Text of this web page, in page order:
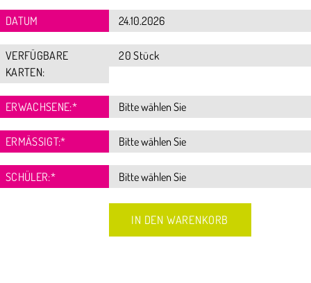
DATUM
VERFÜGBARE
KARTEN:
20 Stück
ERWACHSENE:*
ERMÄSSIGT:*
SCHÜLER:*